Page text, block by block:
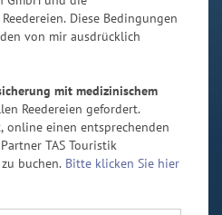
Diese Bedingungen
von mir ausdrücklich
mit medizinischem
Reedereien gefordert.
online einen entsprechenden
TAS Touristik
buchen. Bitte klicken Sie hier